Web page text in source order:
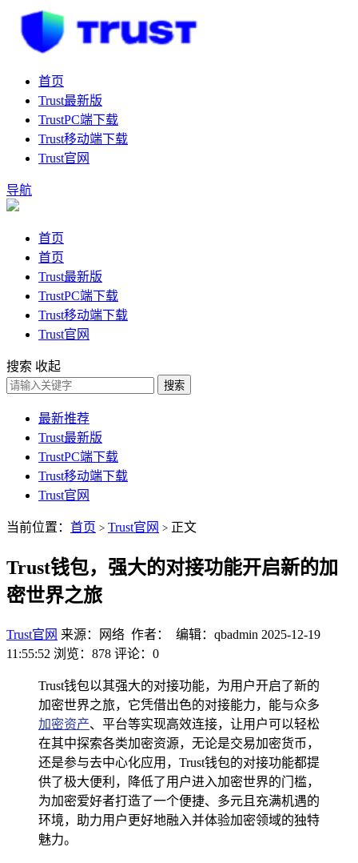
首页
Trust最新版
TrustPC端下载
Trust移动端下载
Trust官网
导航
首页
首页
Trust最新版
TrustPC端下载
Trust移动端下载
Trust官网
搜索 收起
搜索
最新推荐
Trust最新版
TrustPC端下载
Trust移动端下载
Trust官网
当前位置： 首页 > Trust官网 > 正文
Trust钱包，强大的对接功能开启新的加
密世界之旅
Trust官网 来源：网络 作者： 编辑：qbadmin 2025-12-19
11:55:52 浏览：878 评论：0
Trust钱包以其强大的对接功能，为用户开启了新的
加密世界之旅，它凭借出色的对接能力，能与众多
加密资产、平台等实现高效连接，让用户可以轻松
在其中探索各类加密资源，无论是交易加密货币，
还是参与去中心化应用，Trust钱包的对接功能都提
供了极大便利，降低了用户进入加密世界的门槛，
为加密爱好者打造了一个便捷、多元且充满机遇的
环境，助力用户更好地融入并体验加密领域的独特
魅力。